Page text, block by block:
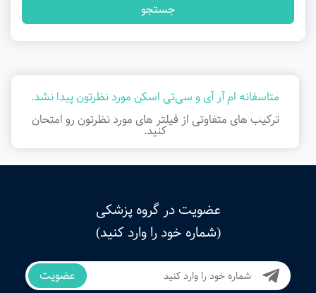
جستجو
متاسفانه ام آر آی و سی‌تی اسکن مورد نظرتون پیدا نشد.
ترکیب های متفاوتی از فیلتر ‌های مورد نظرتون رو امتحان
کنید.
عضویت در گروه پزشکی
(شماره خود را وارد کنید)
عضویت